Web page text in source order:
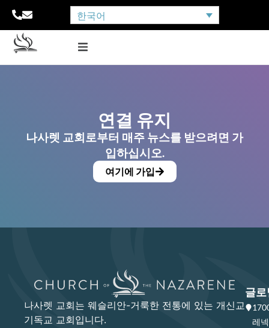
한국어
연결 유지
나사렛 교회로부터 매주 뉴스를 받으려면 가
입하십시오.
여기에 가입
나사렛 교회는 웨슬리안-거룩한 전통에 있는 개신교
기독교 교회입니다.
글로
레